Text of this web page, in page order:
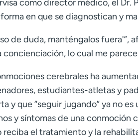
como director médico, el Dr.
en que se diagnostican y
de duda, manténgalos fuera'”,
lo cual me
cerebrales ha
estudiantes-atletas y
y que “seguir jugando” ya no
y síntomas de una conmoción
el tratamiento y la